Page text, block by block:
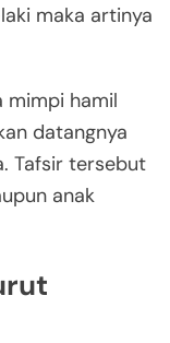
maka artinya
mimpi hamil
datangnya
Tafsir tersebut
anak